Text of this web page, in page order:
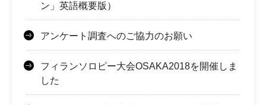
ン」英語概要版）
アンケート調査へのご協力のお願い
フィランソロピー大会OSAKA2018を開催しま
した